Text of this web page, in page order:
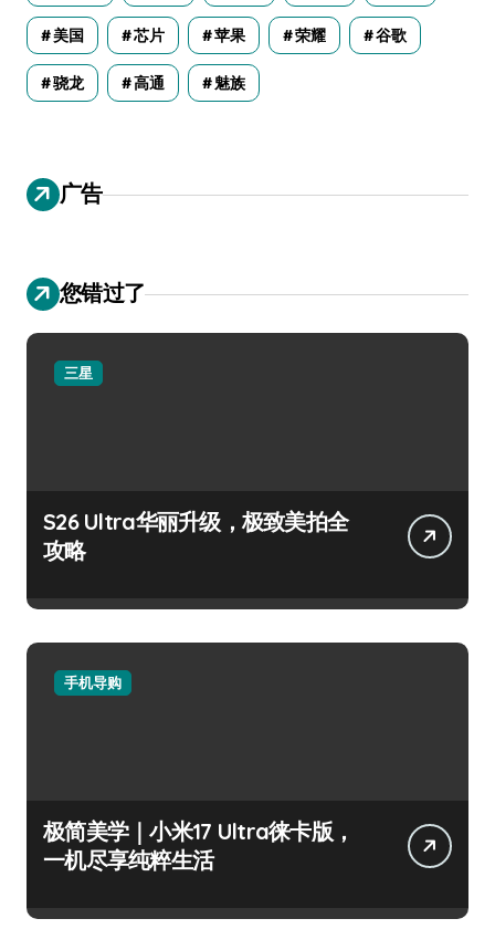
美国 芯片 苹果 荣耀 谷歌
骁龙 高通 魅族
广告
您错过了
三星
S26 Ultra华丽升级，极致美拍全
攻略
手机导购
极简美学｜小米17 Ultra徕卡版，
一机尽享纯粹生活